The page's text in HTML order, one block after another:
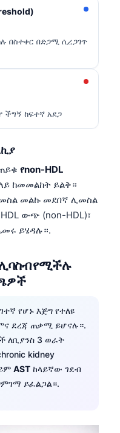
በስተቀር በድጋሚ ሲረጋገጥ
ችግኝ ከፍተኛ አደጋ
የnon-HDL
ከመመልከት ይልቅ።
መልኩ መደበኛ ሊመስል
ውጭ (non-HDL)፣
ይሄዳሉ።.
የሚችሉ
የሆኑ እጅግ የተለዩ
ደረጃ ጠቃሚ ይሆናሉ።.
ለቢያንስ 3 ወራት
kidney
AST ከላይኛው ገደብ
ይፈልጋል።.